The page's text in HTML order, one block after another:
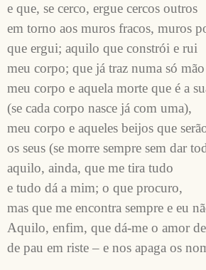
e que, se cerco, ergue cercos outros
em torno aos muros fracos, muros
que ergui; aquilo que constrói e rui
meu corpo; que já traz numa só mão
meu corpo e aquela morte que é a
(se cada corpo nasce já com uma),
meu corpo e aqueles beijos que
os seus (se morre sempre sem dar
aquilo, ainda, que me tira tudo
e tudo dá a mim; o que procuro,
mas que me encontra sempre e eu
Aquilo, enfim, que dá-me o amor